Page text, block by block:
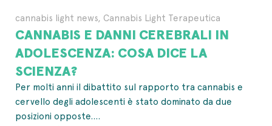
cannabis light news, Cannabis Light Terapeutica
CANNABIS E DANNI CEREBRALI IN
ADOLESCENZA: COSA DICE LA
SCIENZA?
Per molti anni il dibattito sul rapporto tra cannabis e
cervello degli adolescenti è stato dominato da due
posizioni opposte....